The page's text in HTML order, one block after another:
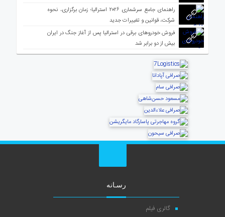
راهنمای جامع سرشماری ۲۰۲۶ استرالیا؛ زمان برگزاری، نحوه
شرکت، قوانین و تغییرات جدید
فروش خودروهای برقی در استرالیا پس از آغاز جنگ در ایران
بیش از دو برابر شد
رسـانه
گالری فیلم